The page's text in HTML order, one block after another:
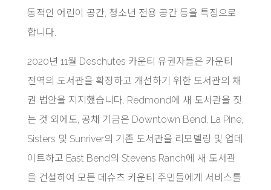
동적인 어린이 공간, 청소년 전용 공간 등을 특징으로
합니다.
2020년 11월 Deschutes 카운티 유권자들은 카운티
전역의 도서관을 확장하고 개선하기 위한 도서관의 채
권 법안을 지지했습니다. Redmond에 새 도서관을 짓
는 것 외에도, 공채 기금은 Downtown Bend, La Pine,
Sisters 및 Sunriver의 기존 도서관을 리모델링 및 업데
이트하고 East Bend의 Stevens Ranch에 새 도서관
을 건설하여 모든 데슈츠 카운티 주민들에게 서비스를